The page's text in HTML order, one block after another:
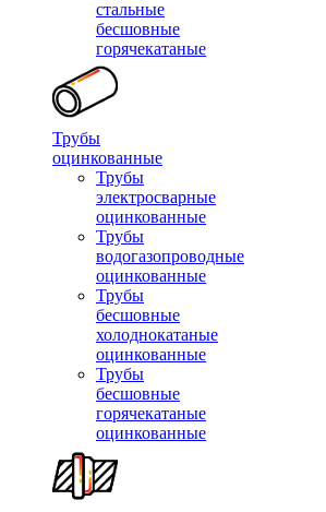
стальные
бесшовные
горячекатаные
Трубы
оцинкованные
Трубы
электросварные
оцинкованные
Трубы
водогазопроводные
оцинкованные
Трубы
бесшовные
холоднокатаные
оцинкованные
Трубы
бесшовные
горячекатаные
оцинкованные